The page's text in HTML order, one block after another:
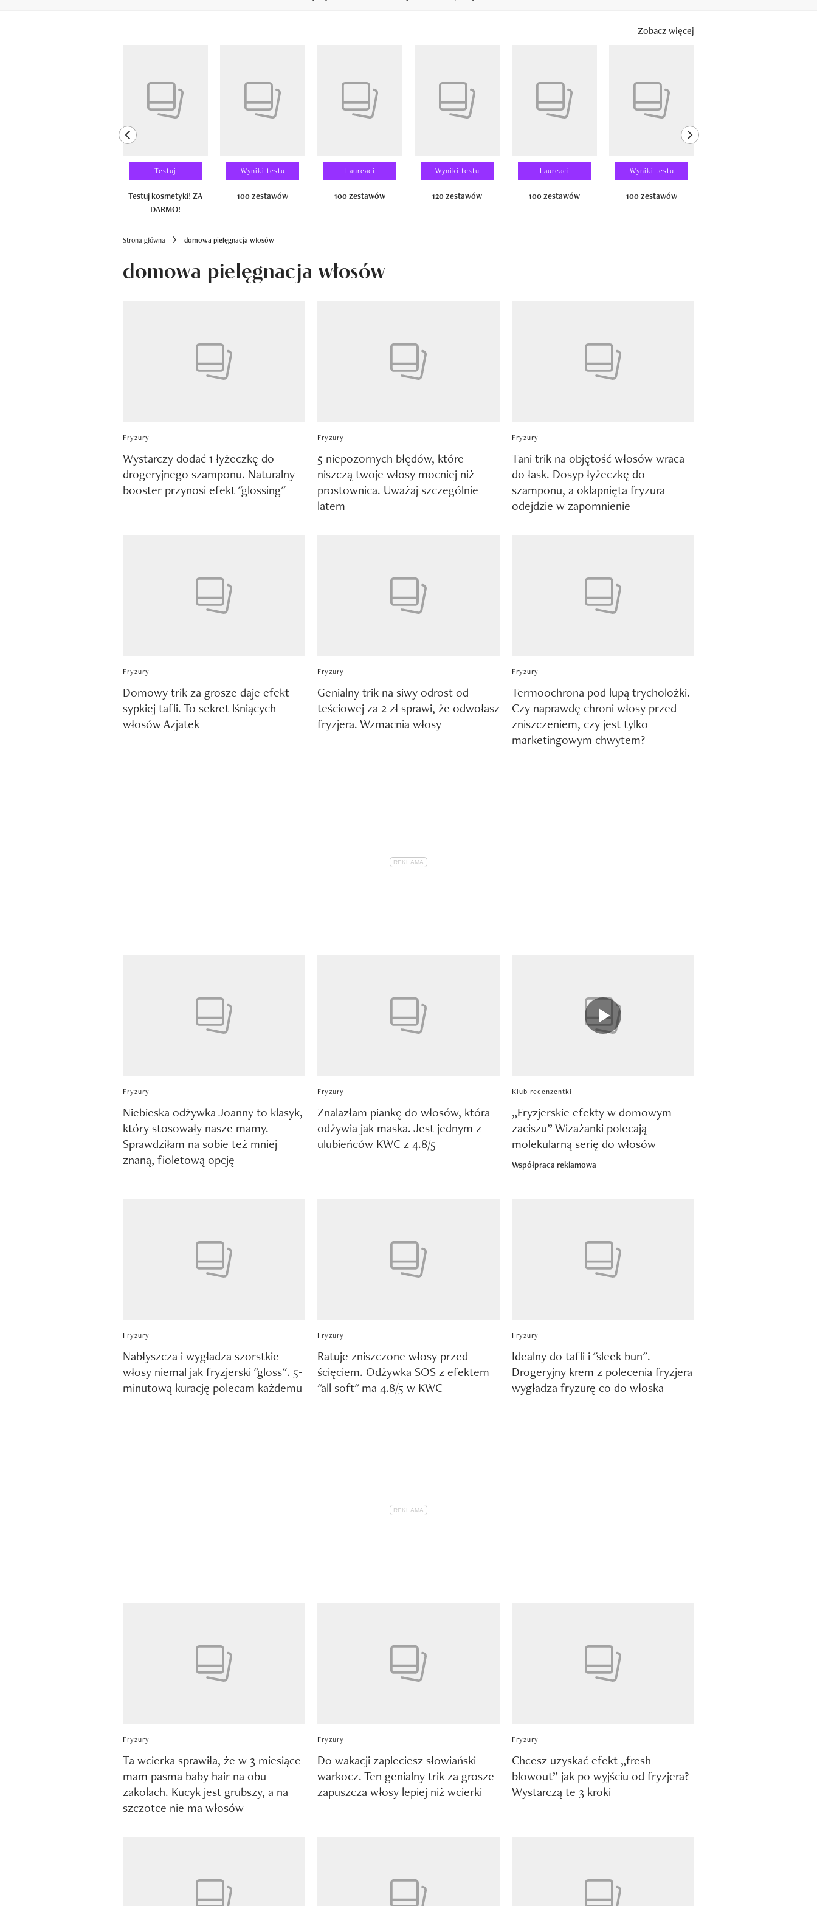
Zobacz więcej
previous element
Testuj
Testuj kosmetyki! ZA
DARMO!
Wyniki testu
100 zestawów
Laureaci
100 zestawów
Wyniki testu
120 zestawów
Laureaci
100 zestawów
Wyniki testu
100 zestawów
next element
Strona główna domowa pielęgnacja włosów
domowa pielęgnacja włosów
Fryzury
Wystarczy dodać 1 łyżeczkę do
drogeryjnego szamponu. Naturalny
booster przynosi efekt "glossing"
Fryzury
5 niepozornych błędów, które
niszczą twoje włosy mocniej niż
prostownica. Uważaj szczególnie
latem
Fryzury
Tani trik na objętość włosów wraca
do łask. Dosyp łyżeczkę do
szamponu, a oklapnięta fryzura
odejdzie w zapomnienie
Fryzury
Domowy trik za grosze daje efekt
sypkiej tafli. To sekret lśniących
włosów Azjatek
Fryzury
Genialny trik na siwy odrost od
teściowej za 2 zł sprawi, że odwołasz
fryzjera. Wzmacnia włosy
Fryzury
Termoochrona pod lupą trycholożki.
Czy naprawdę chroni włosy przed
zniszczeniem, czy jest tylko
marketingowym chwytem?
Fryzury
Niebieska odżywka Joanny to klasyk,
który stosowały nasze mamy.
Sprawdziłam na sobie też mniej
znaną, fioletową opcję
Fryzury
Znalazłam piankę do włosów, która
odżywia jak maska. Jest jednym z
ulubieńców KWC z 4.8/5
Klub recenzentki
„Fryzjerskie efekty w domowym
zaciszu” Wizażanki polecają
molekularną serię do włosów
Współpraca reklamowa
Fryzury
Nabłyszcza i wygładza szorstkie
włosy niemal jak fryzjerski "gloss". 5-
minutową kurację polecam każdemu
Fryzury
Ratuje zniszczone włosy przed
ścięciem. Odżywka SOS z efektem
"all soft" ma 4.8/5 w KWC
Fryzury
Idealny do tafli i "sleek bun".
Drogeryjny krem z polecenia fryzjera
wygładza fryzurę co do włoska
Fryzury
Ta wcierka sprawiła, że w 3 miesiące
mam pasma baby hair na obu
zakolach. Kucyk jest grubszy, a na
szczotce nie ma włosów
Fryzury
Do wakacji zapleciesz słowiański
warkocz. Ten genialny trik za grosze
zapuszcza włosy lepiej niż wcierki
Fryzury
Chcesz uzyskać efekt „fresh
blowout” jak po wyjściu od fryzjera?
Wystarczą te 3 kroki